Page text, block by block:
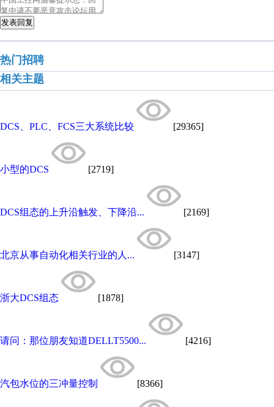
发表回复
热门招聘
相关主题
DCS、PLC、FCS三大系统比较 [29365]
小型的DCS [2719]
DCS组态的上升沿触发、下降沿... [2169]
北京从事自动化相关行业的人... [3147]
浙大DCS组态 [1878]
请问：那位朋友知道DELLT5500... [4216]
汽包水位的三冲量控制 [8366]